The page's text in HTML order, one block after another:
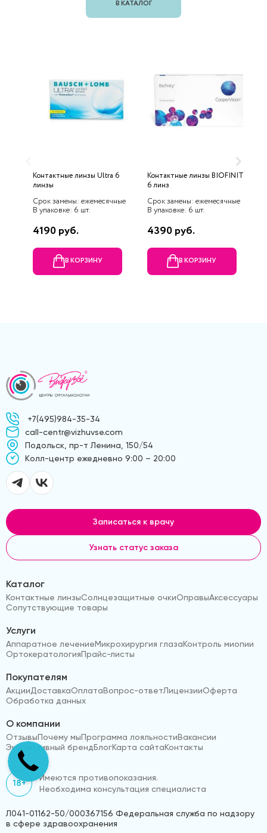
В КАТАЛОГ
Контактные линзы Ultra 6
линзы
Срок замены: ежемесячные
В упаковке: 6 шт.
4190 руб.
В КОРЗИНУ
Контактные линзы BIOFINITY
6 линз
Срок замены: ежемесячные
В упаковке: 6 шт.
4390 руб.
В КОРЗИНУ
+7(495)984-35-34
call-centr@vizhuvse.com
Подольск, пр-т Ленина, 150/54
Kолл-центр ежедневно 9:00 – 20:00
Записаться к врачу
Узнать статус заказа
Каталог
Контактные линзыСолнцезащитные очкиОправыАксессуары
Сопутствующие товары
Услуги
Аппаратное лечениеМикрохирургия глазаКонтроль миопии
ОртокератологияПрайс-листы
Покупателям
АкцииДоставкаОплатаВопрос-ответЛицензииОферта
Обработка данных
О компании
ОтзывыПочему мыПрограмма лояльностиВакансии
Эксклюзивный брендБлогКарта сайтаКонтакты
18+
Имеются противопоказания.
Необходима консультация специалиста
Л041-01162-50/000367156 Федеральная служба по надзору
в сфере здравоохранения